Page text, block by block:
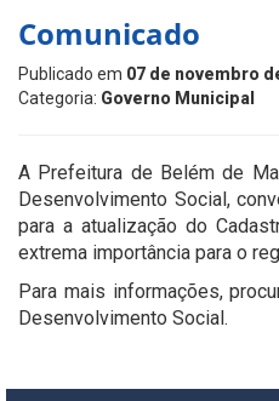
Comunicado
Publicado em 07 de novembro
Categoria: Governo Municipal
A Prefeitura de Belém de
Desenvolvimento Social,
para a atualização do
extrema importância para o
Para mais informações,
Desenvolvimento Social.